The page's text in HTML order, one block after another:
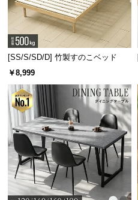
[SS/S/SD/D] 竹製すのこベッド
￥8,999